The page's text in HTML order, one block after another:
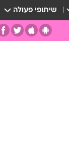
שיתופי פעולה